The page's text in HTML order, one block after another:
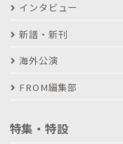
インタビュー
新譜・新刊
海外公演
FROM編集部
特集・特設